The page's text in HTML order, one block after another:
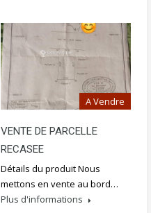
A Vendre
VENTE DE PARCELLE
RECASEE
Détails du produit Nous
mettons en vente au bord…
Plus d'informations